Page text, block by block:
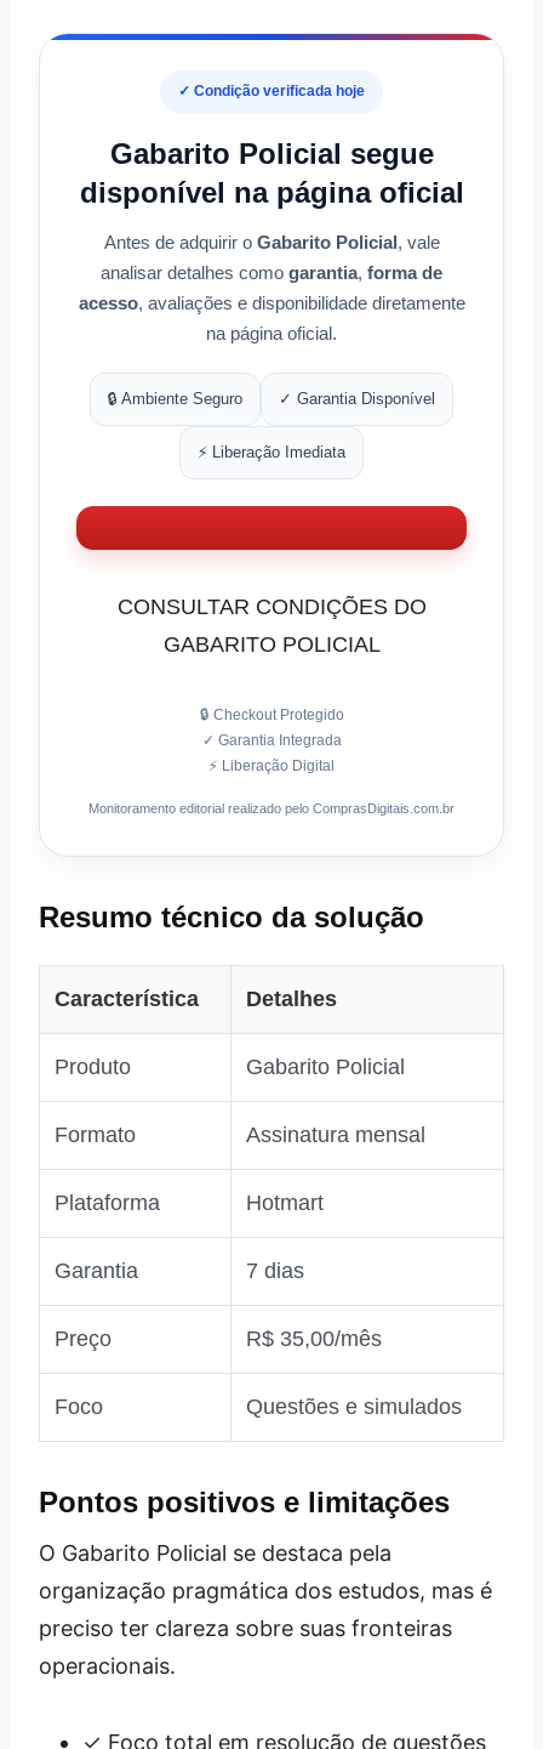
✓ Condição verificada hoje
Gabarito Policial segue
disponível na página oficial
Antes de adquirir o Gabarito Policial, vale
analisar detalhes como garantia, forma de
acesso, avaliações e disponibilidade diretamente
na página oficial.
🔒 Ambiente Seguro ✓ Garantia Disponível
⚡ Liberação Imediata
CONSULTAR CONDIÇÕES DO
GABARITO POLICIAL
🔒 Checkout Protegido
✓ Garantia Integrada
⚡ Liberação Digital
Monitoramento editorial realizado pelo ComprasDigitais.com.br
Resumo técnico da solução
Característica Detalhes
Produto Gabarito Policial
Formato Assinatura mensal
Plataforma Hotmart
Garantia 7 dias
Preço R$ 35,00/mês
Foco Questões e simulados
Pontos positivos e limitações
O Gabarito Policial se destaca pela
organização pragmática dos estudos, mas é
preciso ter clareza sobre suas fronteiras
operacionais.
✓ Foco total em resolução de questões